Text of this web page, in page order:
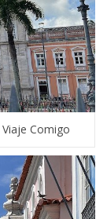
Comigo